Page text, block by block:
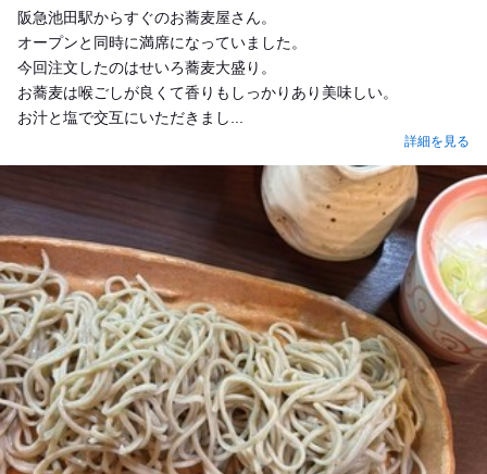
阪急池田駅からすぐのお蕎麦屋さん。
オープンと同時に満席になっていました。
今回注文したのはせいろ蕎麦大盛り。
お蕎麦は喉ごしが良くて香りもしっかりあり美味しい。
お汁と塩で交互にいただきまし...
詳細を見る